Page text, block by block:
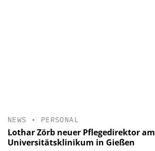
NEWS • PERSONAL
Lothar Zörb neuer Pflegedirektor am
Universitätsklinikum in Gießen